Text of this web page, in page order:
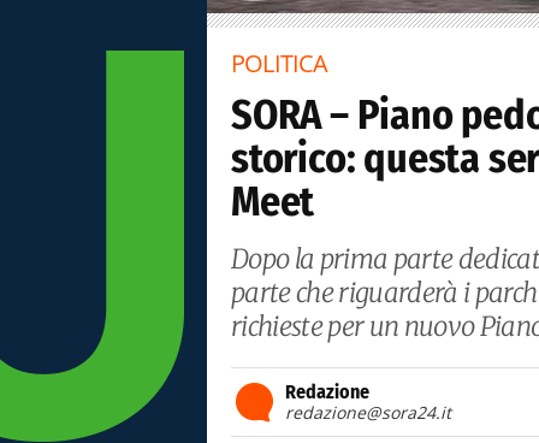
POLITICA
SORA – Piano
storico: questa
Meet
Dopo la prima parte
parte che riguarderà i
richieste per un nuovo
Redazione
redazione@sora24.it